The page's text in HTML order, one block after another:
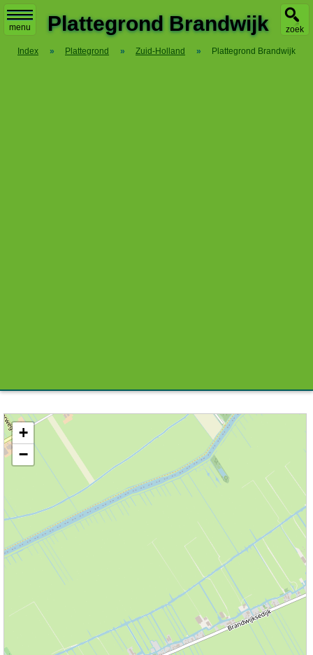
menu zoek
Plattegrond Brandwijk
Index » Plattegrond » Zuid-Holland » Plattegrond Brandwijk
Kaart / Plattegrond Brandwijk centrum
+
−